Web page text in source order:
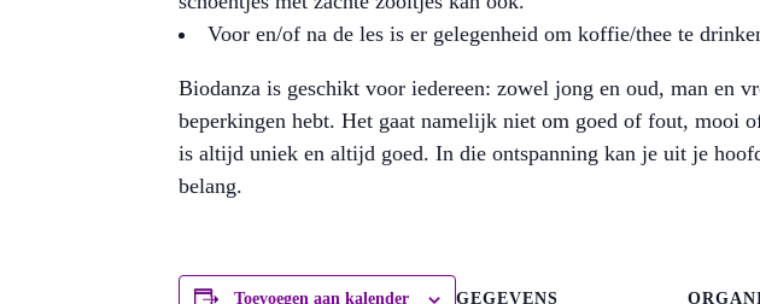
Voor en/of na de les is er gelegenheid om koffie/thee te
Biodanza is geschikt voor iedereen: zowel jong en oud, man en
beperkingen hebt. Het gaat namelijk niet om goed of fout, mooi
is altijd uniek en altijd goed. In die ontspanning kan je uit je
belang.
Toevoegen aan kalender
GEGEVENS